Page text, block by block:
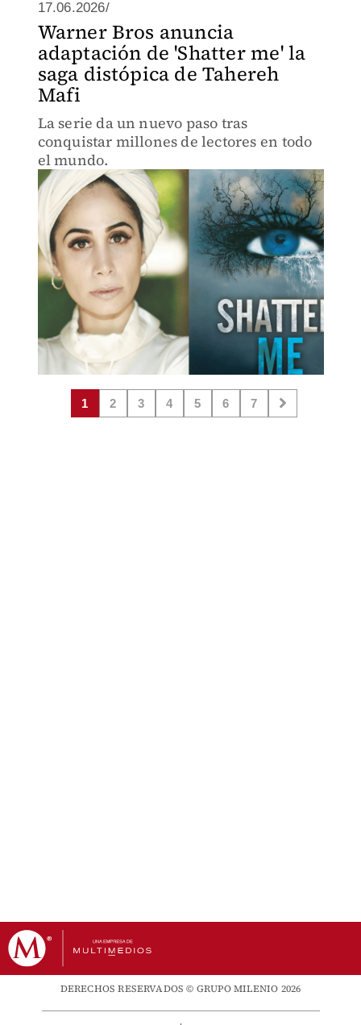
17.06.2026/
Warner Bros anuncia
adaptación de 'Shatter me' la
saga distópica de Tahereh
Mafi
La serie da un nuevo paso tras
conquistar millones de lectores en todo
el mundo.
1 2 3 4 5 6 7
DERECHOS RESERVADOS © GRUPO MILENIO 2026